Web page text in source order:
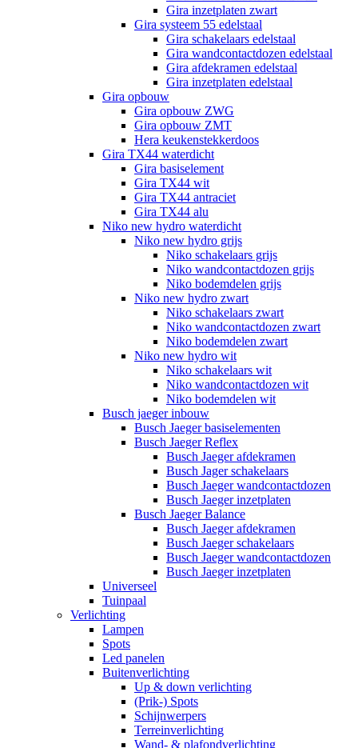
Gira inzetplaten zwart
Gira systeem 55 edelstaal
Gira schakelaars edelstaal
Gira wandcontactdozen edelstaal
Gira afdekramen edelstaal
Gira inzetplaten edelstaal
Gira opbouw
Gira opbouw ZWG
Gira opbouw ZMT
Hera keukenstekkerdoos
Gira TX44 waterdicht
Gira basiselement
Gira TX44 wit
Gira TX44 antraciet
Gira TX44 alu
Niko new hydro waterdicht
Niko new hydro grijs
Niko schakelaars grijs
Niko wandcontactdozen grijs
Niko bodemdelen grijs
Niko new hydro zwart
Niko schakelaars zwart
Niko wandcontactdozen zwart
Niko bodemdelen zwart
Niko new hydro wit
Niko schakelaars wit
Niko wandcontactdozen wit
Niko bodemdelen wit
Busch jaeger inbouw
Busch Jaeger basiselementen
Busch Jaeger Reflex
Busch Jaeger afdekramen
Busch Jager schakelaars
Busch Jaeger wandcontactdozen
Busch Jaeger inzetplaten
Busch Jaeger Balance
Busch Jaeger afdekramen
Busch Jaeger schakelaars
Busch Jaeger wandcontactdozen
Busch Jaeger inzetplaten
Universeel
Tuinpaal
Verlichting
Lampen
Spots
Led panelen
Buitenverlichting
Up & down verlichting
(Prik-) Spots
Schijnwerpers
Terreinverlichting
Wand- & plafondverlichting